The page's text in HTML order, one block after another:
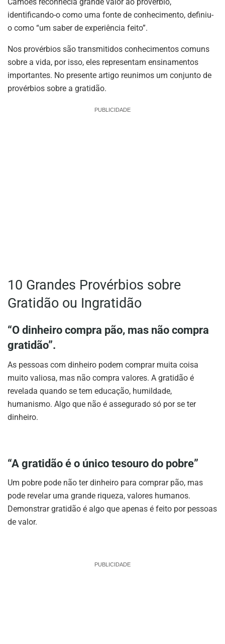
identificando-o como uma fonte de conhecimento, definiu-
o como “um saber de experiência feito”.
Nos provérbios são transmitidos conhecimentos comuns
sobre a vida, por isso, eles representam ensinamentos
importantes. No presente artigo reunimos um conjunto de
provérbios sobre a gratidão.
PUBLICIDADE
10 Grandes Provérbios sobre
Gratidão ou Ingratidão
“O dinheiro compra pão, mas não compra
gratidão”.
As pessoas com dinheiro podem comprar muita coisa
muito valiosa, mas não compra valores. A gratidão é
revelada quando se tem educação, humildade,
humanismo. Algo que não é assegurado só por se ter
dinheiro.
“A gratidão é o único tesouro do pobre”
Um pobre pode não ter dinheiro para comprar pão, mas
pode revelar uma grande riqueza, valores humanos.
Demonstrar gratidão é algo que apenas é feito por pessoas
de valor.
PUBLICIDADE